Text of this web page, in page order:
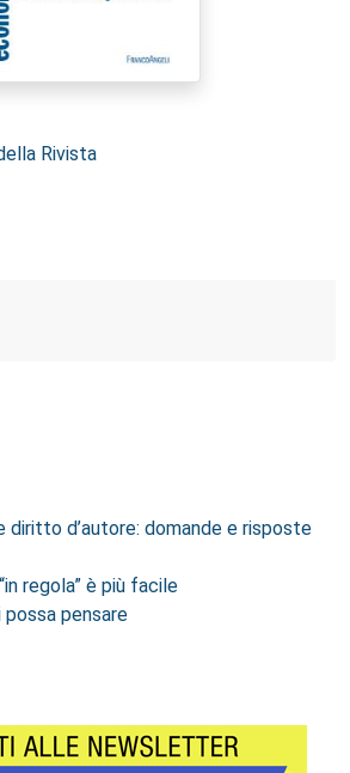
Rivista
diritto d’autore: domande e risposte
regola” è più facile
possa pensare